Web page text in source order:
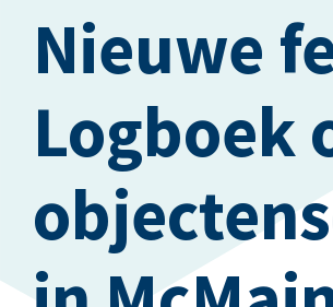
Nieuwe
Logboek